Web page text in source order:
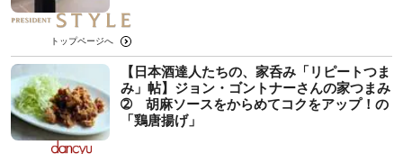
トップページへ
【日本酒達人たちの、家呑み「リピートつま
み」帖】ジョン・ゴントナーさんの家つまみ
➁ 胡麻ソースをからめてコクをアップ！の
「鶏唐揚げ」